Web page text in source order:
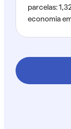
parcelas:
economia